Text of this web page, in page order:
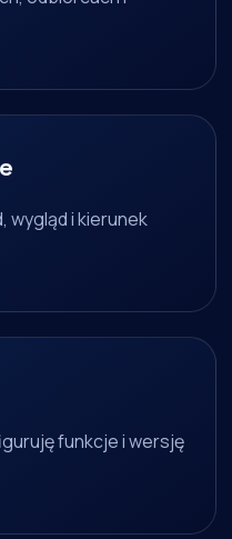
wygląd i kierunek
funkcje i wersję